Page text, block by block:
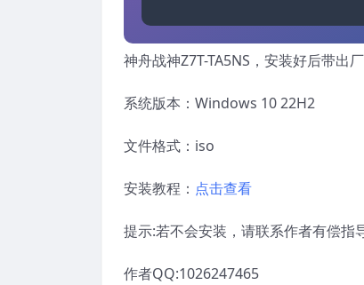
神舟战神Z7T-TA5NS，安装好后带出
系统版本：Windows 10 22H2
文件格式：iso
安装教程： 点击查看
提示:若不会安装，请联系作者有偿指
作者QQ:1026247465